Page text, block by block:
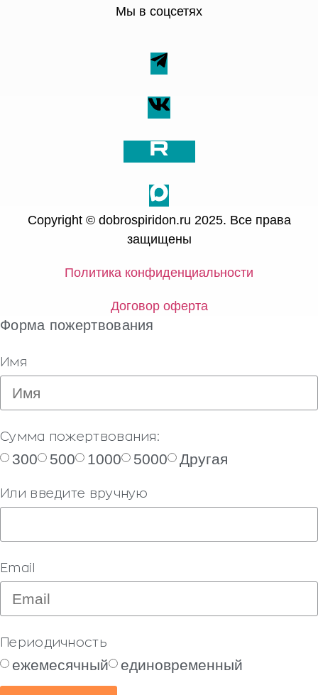
Мы в соцсетях
Copyright © dobrospiridon.ru 2025. Все права
защищены
Политика конфиденциальности
Договор оферта
Форма пожертвования
Имя
Сумма пожертвования:
300 500 1000 5000 Другая
Или введите вручную
Email
Периодичность
ежемесячный единовременный